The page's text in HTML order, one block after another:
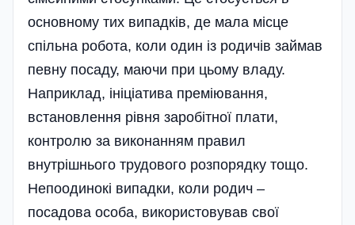
основному тих випадків, де мала місце
спільна робота, коли один із родичів займав
певну посаду, маючи при цьому владу.
Наприклад, ініціатива преміювання,
встановлення рівня заробітної плати,
контролю за виконанням правил
внутрішнього трудового розпорядку тощо.
Непоодинокі випадки, коли родич –
посадова особа, використовував свої